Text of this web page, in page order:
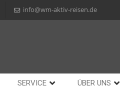
info@wm-aktiv-reisen.de
SERVICE ÜBER UNS